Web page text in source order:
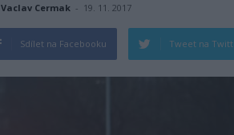
Vaclav Cermak - 19. 11. 2017
Sdílet na Facebooku Tweet na